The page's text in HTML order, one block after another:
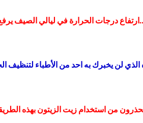
درجات الحرارة في ليالي الصيف
لن يخبرك به احد من الأطباء لتنظيف
من استخدام زيت الزيتون بهذه